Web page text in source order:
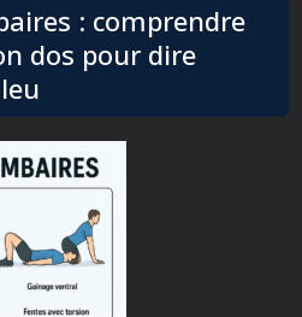
: comprendre
dos pour dire